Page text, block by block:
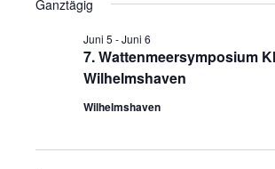
wählen.
Ganztägig
7. Wattenmeersymposium
Wilhelmshaven
Juni 5 -Juni 6
Wilhelmshaven